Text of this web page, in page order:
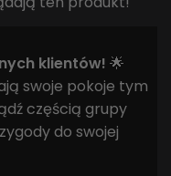
klientów! 🌟
swoje pokoje tym
częścią grupy
do swojej